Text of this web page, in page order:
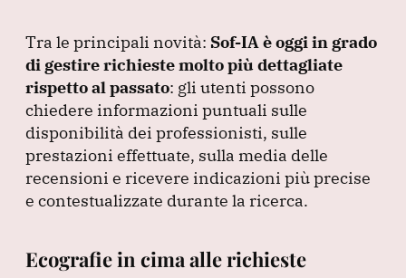
Tra le principali novità: Sof-IA è oggi in grado
di gestire richieste molto più dettagliate
rispetto al passato: gli utenti possono
chiedere informazioni puntuali sulle
disponibilità dei professionisti, sulle
prestazioni effettuate, sulla media delle
recensioni e ricevere indicazioni più precise
e contestualizzate durante la ricerca.
Ecografie in cima alle richieste